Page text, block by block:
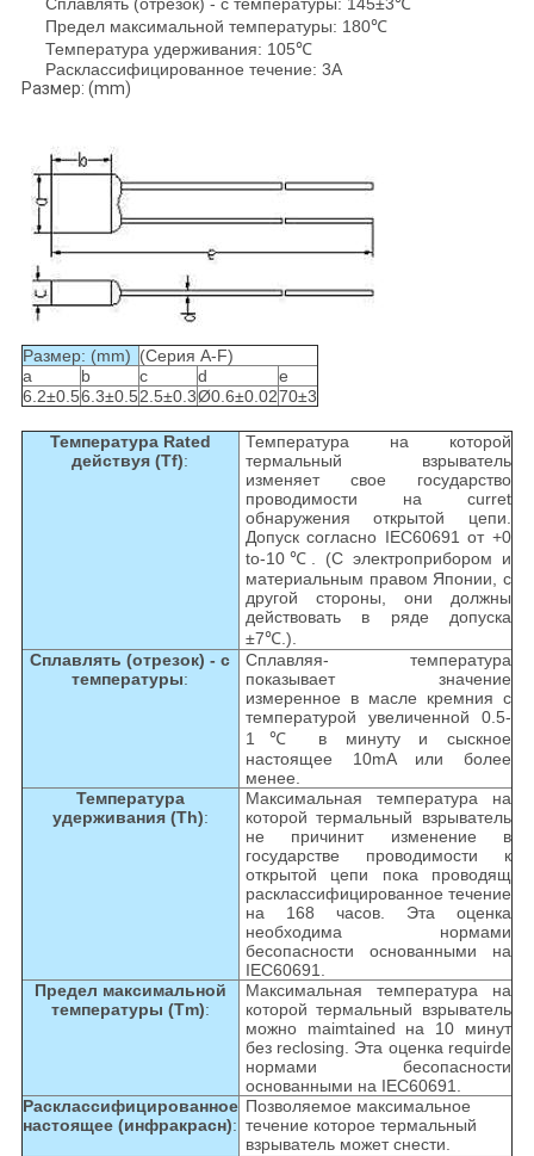
Сплавлять (отрезок) - с температуры: 145±3℃
Предел максимальной температуры: 180℃
Температура удерживания: 105℃
Расклассифицированное течение: 3A
Размер: (mm)
Размер: (mm) (Серия A-F)
a
b c d
e
6.2±0.56.3±0.52.5±0.3Ø0.6±0.0270±3
Температура Rated
действуя (Tf):
Температура на которой
термальный взрыватель
изменяет свое государство
проводимости на curret
обнаружения открытой цепи.
Допуск согласно IEC60691 от +0
to-10℃. (С электроприбором и
материальным правом Японии, с
другой стороны, они должны
действовать в ряде допуска
±7℃.).
Сплавлять (отрезок) - с
температуры:
Сплавляя- температура
показывает значение
измеренное в масле кремния с
температурой увеличенной 0.5-
1℃ в минуту и сыскное
настоящее 10mA или более
менее.
Температура
удерживания (Th):
Максимальная температура на
которой термальный взрыватель
не причинит изменение в
государстве проводимости к
открытой цепи пока проводящ
расклассифицированное течение
на 168 часов. Эта оценка
необходима нормами
бесопасности основанными на
IEC60691.
Предел максимальной
температуры (Tm):
Максимальная температура на
которой термальный взрыватель
можно maimtained на 10 минут
без reclosing. Эта оценка requirde
нормами бесопасности
основанными на IEC60691.
Расклассифицированное
настоящее (инфракрасн):
Позволяемое максимальное
течение которое термальный
взрыватель может снести.